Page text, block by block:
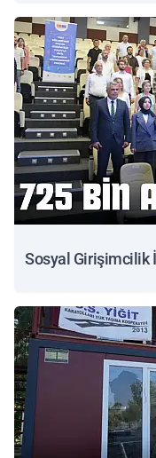
Sosyal Girişimcilik